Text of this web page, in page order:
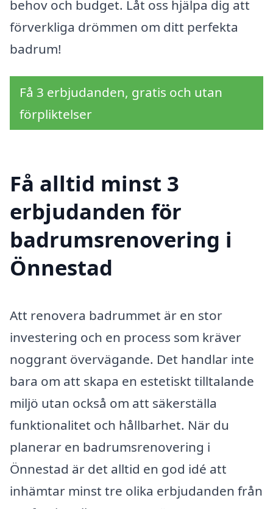
behov och budget. Låt oss hjälpa dig att
förverkliga drömmen om ditt perfekta
badrum!
Få 3 erbjudanden, gratis och utan
förpliktelser
Få alltid minst 3
erbjudanden för
badrumsrenovering i
Önnestad
Att renovera badrummet är en stor
investering och en process som kräver
noggrant övervägande. Det handlar inte
bara om att skapa en estetiskt tilltalande
miljö utan också om att säkerställa
funktionalitet och hållbarhet. När du
planerar en badrumsrenovering i
Önnestad är det alltid en god idé att
inhämtar minst tre olika erbjudanden från